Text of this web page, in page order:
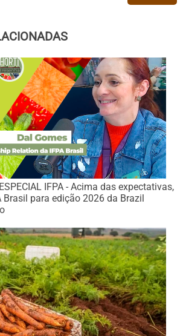
IFPA - Acima das expectativas,
Brasil para edição 2026 da Brazil